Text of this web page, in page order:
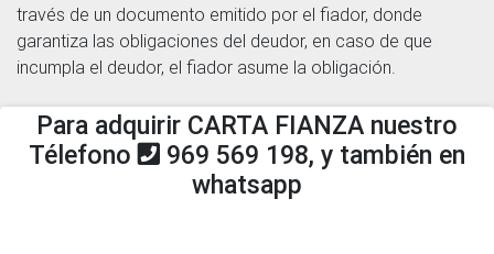
través de un documento emitido por el fiador, donde
garantiza las obligaciones del deudor, en caso de que
incumpla el deudor, el fiador asume la obligación.
Para adquirir CARTA FIANZA nuestro
Télefono
969 569 198, y también en
whatsapp